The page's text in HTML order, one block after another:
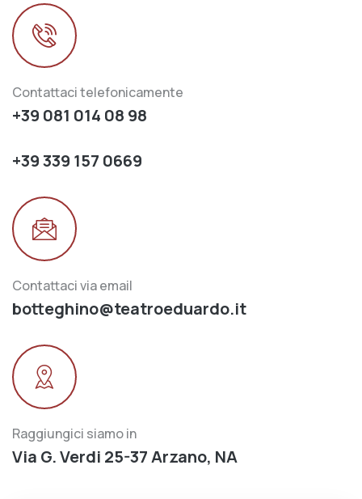
Contattaci telefonicamente
+39 081 014 08 98
+39 339 157 0669
Contattaci via email
botteghino@teatroeduardo.it
Raggiungici siamo in
Via G. Verdi 25-37 Arzano, NA